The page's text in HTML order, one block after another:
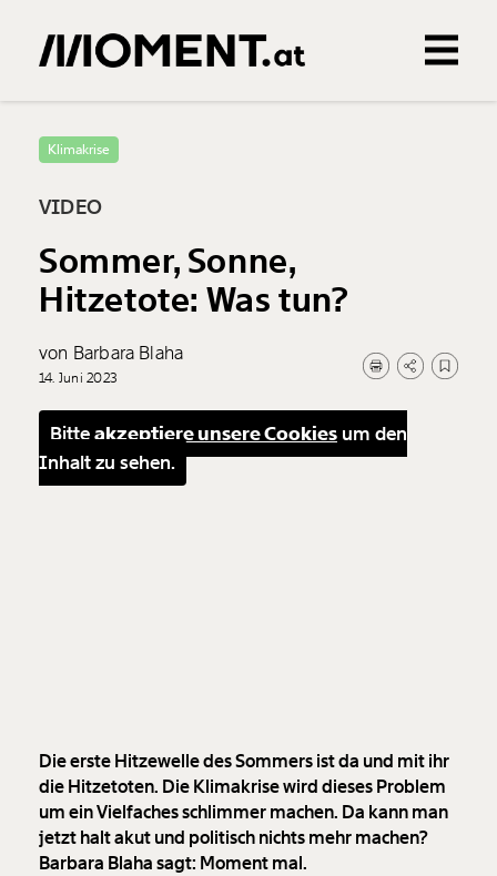
0Treffer
Klimakrise
VIDEO
Sommer, Sonne,
Hitzetote: Was tun?
von Barbara Blaha
14. Juni 2023
Bitteakzeptiere unsere Cookies um den
Inhalt zu sehen.
Die erste Hitzewelle des Sommers ist da und mit ihr
die Hitzetoten. Die Klimakrise wird dieses Problem
um ein Vielfaches schlimmer machen. Da kann man
jetzt halt akut und politisch nichts mehr machen?
Barbara Blaha sagt: Moment mal.